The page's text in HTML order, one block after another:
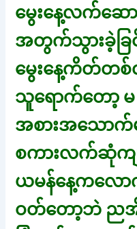
မွေးနေ့လက်ဆေ
အတွက်သွားခဲ့ခြ
မွေးနေ့ကိတ်တ
သူရောက်တော့
အစားအသောက်မ
စကားလက်ဆုံက
ယမန်နေ့ကလော
ဝတ်တော့ဘဲ ည